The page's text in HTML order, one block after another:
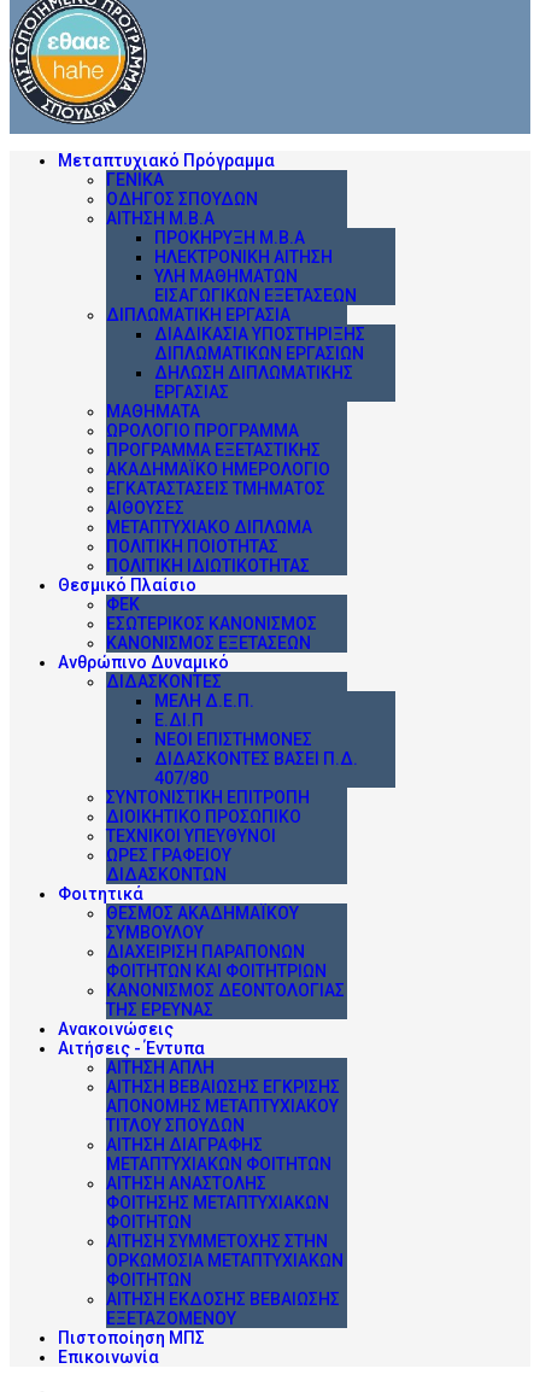
Μεταπτυχιακό Πρόγραμμα
ΓΕΝΙΚΆ
ΟΔΗΓΌΣ ΣΠΟΥΔΏΝ
ΑΊΤΗΣΗ Μ.Β.Α
ΠΡΟΚΉΡΥΞΗ Μ.Β.Α
ΗΛΕΚΤΡΟΝΙΚΉ ΑΊΤΗΣΗ
ΎΛΗ ΜΑΘΗΜΆΤΩΝ
ΕΙΣΑΓΩΓΙΚΏΝ ΕΞΕΤΆΣΕΩΝ
ΔΙΠΛΩΜΑΤΙΚΉ ΕΡΓΑΣΊΑ
ΔΙΑΔΙΚΑΣΊΑ ΥΠΟΣΤΉΡΙΞΗΣ
ΔΙΠΛΩΜΑΤΙΚΏΝ ΕΡΓΑΣΙΏΝ
ΔΉΛΩΣΗ ΔΙΠΛΩΜΑΤΙΚΉΣ
ΕΡΓΑΣΊΑΣ
ΜΑΘΉΜΑΤΑ
ΩΡΟΛΌΓΙΟ ΠΡΌΓΡΑΜΜΑ
ΠΡΌΓΡΑΜΜΑ ΕΞΕΤΑΣΤΙΚΉΣ
ΑΚΑΔΗΜΑΪΚΌ ΗΜΕΡΟΛΌΓΙΟ
ΕΓΚΑΤΑΣΤΆΣΕΙΣ ΤΜΉΜΑΤΟΣ
ΑΊΘΟΥΣΕΣ
ΜΕΤΑΠΤΥΧΙΑΚΌ ΔΊΠΛΩΜΑ
ΠΟΛΙΤΙΚΉ ΠΟΙΌΤΗΤΑΣ
ΠΟΛΙΤΙΚΉ ΙΔΙΩΤΙΚΌΤΗΤΑΣ
Θεσμικό Πλαίσιο
ΦΕΚ
ΕΣΩΤΕΡΙΚΌΣ ΚΑΝΟΝΙΣΜΌΣ
ΚΑΝΟΝΙΣΜΌΣ ΕΞΕΤΆΣΕΩΝ
Ανθρώπινο Δυναμικό
ΔΙΔΆΣΚΟΝΤΕΣ
ΜΈΛΗ Δ.Ε.Π.
Ε.ΔΙ.Π
ΝΈΟΙ ΕΠΙΣΤΉΜΟΝΕΣ
ΔΙΔΆΣΚΟΝΤΕΣ ΒΆΣΕΙ Π.Δ.
407/80
ΣΥΝΤΟΝΙΣΤΙΚΉ ΕΠΙΤΡΟΠΉ
ΔΙΟΙΚΗΤΙΚΌ ΠΡΟΣΩΠΙΚΌ
ΤΕΧΝΙΚΟΊ ΥΠΕΎΘΥΝΟΙ
ΩΡΕΣ ΓΡΑΦΕΙΟΥ
ΔΙΔΑΣΚΟΝΤΩΝ
Φοιτητικά
ΘΕΣΜΌΣ ΑΚΑΔΗΜΑΪΚΟΎ
ΣΥΜΒΟΎΛΟΥ
ΔΙΑΧΕΊΡΙΣΗ ΠΑΡΑΠΌΝΩΝ
ΦΟΙΤΗΤΏΝ ΚΑΙ ΦΟΙΤΗΤΡΙΏΝ
ΚΑΝΟΝΙΣΜΌΣ ΔΕΟΝΤΟΛΟΓΊΑΣ
ΤΗΣ ΈΡΕΥΝΑΣ
Ανακοινώσεις
Αιτήσεις - Έντυπα
ΑΊΤΗΣΗ ΑΠΛΉ
ΑΊΤΗΣΗ ΒΕΒΑΊΩΣΗΣ ΈΓΚΡΙΣΗΣ
ΑΠΟΝΟΜΉΣ ΜΕΤΑΠΤΥΧΙΑΚΟΎ
ΤΊΤΛΟΥ ΣΠΟΥΔΏΝ
ΑΊΤΗΣΗ ΔΙΑΓΡΑΦΉΣ
ΜΕΤΑΠΤΥΧΙΑΚΏΝ ΦΟΙΤΗΤΏΝ
ΑΊΤΗΣΗ ΑΝΑΣΤΟΛΉΣ
ΦΟΊΤΗΣΗΣ ΜΕΤΑΠΤΥΧΙΑΚΏΝ
ΦΟΙΤΗΤΏΝ
ΑΊΤΗΣΗ ΣΥΜΜΕΤΟΧΉΣ ΣΤΗΝ
ΟΡΚΩΜΟΣΊΑ ΜΕΤΑΠΤΥΧΙΑΚΏΝ
ΦΟΙΤΗΤΏΝ
ΑΊΤΗΣΗ ΈΚΔΟΣΗΣ ΒΕΒΑΊΩΣΗΣ
ΕΞΕΤΑΖΌΜΕΝΟΥ
Πιστοποίηση ΜΠΣ
Επικοινωνία